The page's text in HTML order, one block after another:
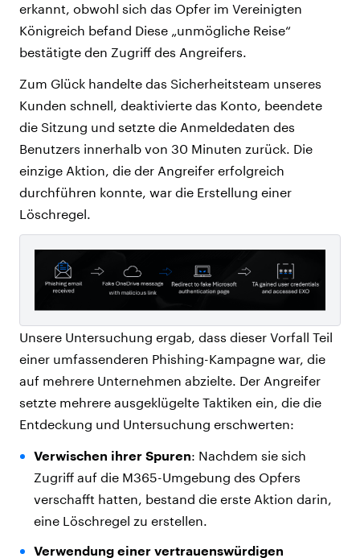
erkannt, obwohl sich das Opfer im Vereinigten
Königreich befand Diese „unmögliche Reise“
bestätigte den Zugriff des Angreifers.
Zum Glück handelte das Sicherheitsteam unseres
Kunden schnell, deaktivierte das Konto, beendete
die Sitzung und setzte die Anmeldedaten des
Benutzers innerhalb von 30 Minuten zurück. Die
einzige Aktion, die der Angreifer erfolgreich
durchführen konnte, war die Erstellung einer
Löschregel.
Unsere Untersuchung ergab, dass dieser Vorfall Teil
einer umfassenderen Phishing-Kampagne war, die
auf mehrere Unternehmen abzielte. Der Angreifer
setzte mehrere ausgeklügelte Taktiken ein, die die
Entdeckung und Untersuchung erschwerten:
Verwischen ihrer Spuren: Nachdem sie sich
Zugriff auf die M365-Umgebung des Opfers
verschafft hatten, bestand die erste Aktion darin,
eine Löschregel zu erstellen.
Verwendung einer vertrauenswürdigen